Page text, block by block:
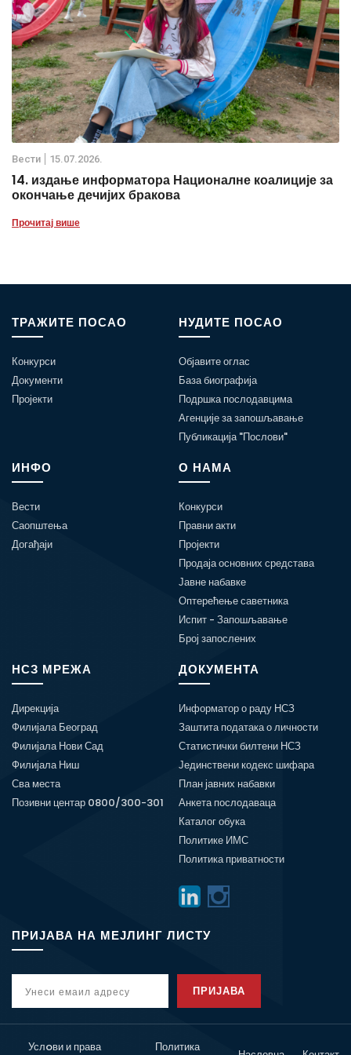
Вести 15.07.2026.
14. издање информатора Националне коалиције за
окончање дечијих бракова
Прочитај више
ТРАЖИТЕ ПОСАО
Конкурси
Документи
Пројекти
НУДИТЕ ПОСАО
Објавите оглас
База биографија
Подршка послодавцима
Агенције за запошљавање
Публикација "Послови"
ИНФО
Вести
Саопштења
Догађаји
О НАМА
Конкурси
Правни акти
Пројекти
Продаја основних средстава
Јавне набавке
Оптерећење саветника
Испит - Запошљавање
Број запослених
НСЗ МРЕЖА
Дирекција
Филијала Београд
Филијала Нови Сад
Филијала Ниш
Сва места
Позивни центар 0800/300-301
ДОКУМЕНТА
Информатор о раду НСЗ
Заштита података о личности
Статистички билтени НСЗ
Јединствени кодекс шифара
План јавних набавки
Анкета послодаваца
Каталог обука
Политике ИМС
Политика приватности
ПРИЈАВА НА МЕЈЛИНГ ЛИСТУ
ПРИЈАВА
Услoви и права
Политика